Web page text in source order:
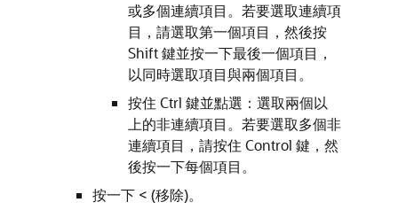
或多個連續項目。若要選取連續項
目，請選取第一個項目，然後按
Shift 鍵並按一下最後一個項目，
以同時選取項目與兩個項目。
按住 Ctrl 鍵並點選：選取兩個以
上的非連續項目。若要選取多個非
連續項目，請按住 Control 鍵，然
後按一下每個項目。
按一下 < (移除)。